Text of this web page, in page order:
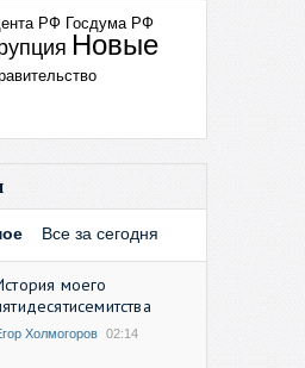
РФ Госдума РФ
Новые
Все за сегодня
моего
Холмогоров 02:14